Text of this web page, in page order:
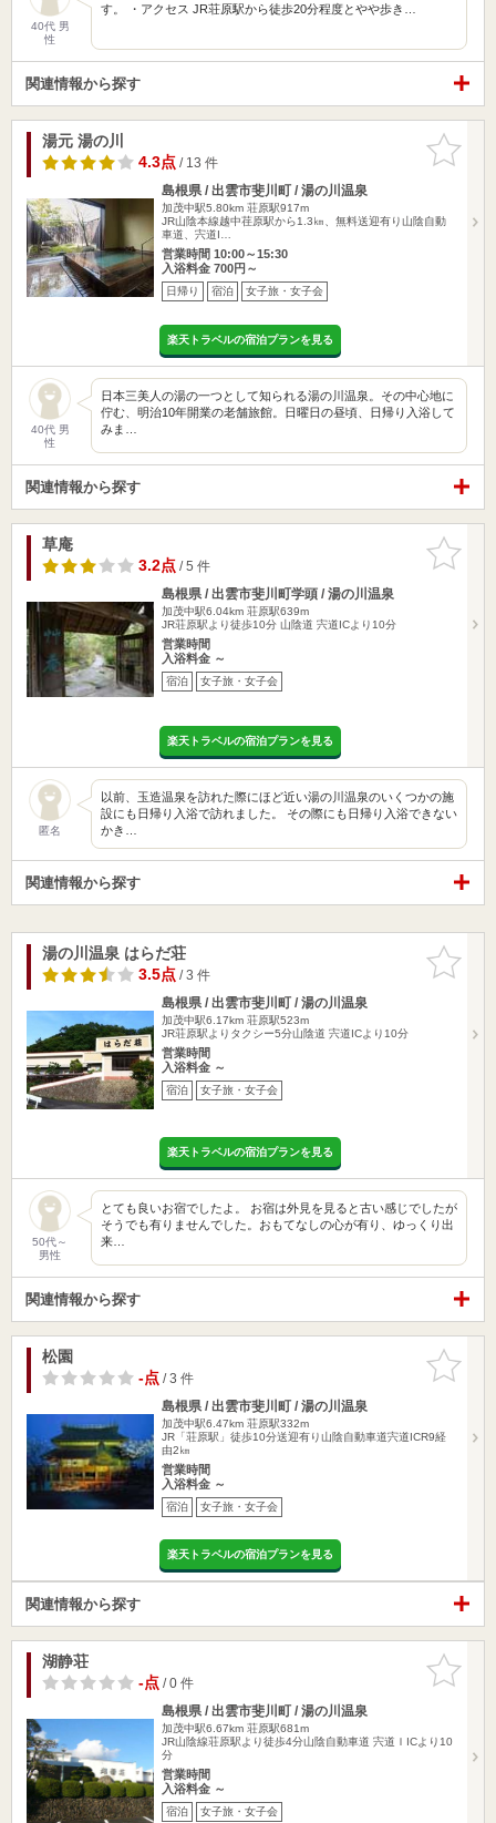
40代 男
性
す。 ・アクセス JR荘原駅から徒歩20分程度とやや歩き…
関連情報から探す
お気に入
りに追加
湯元 湯の川
4.3点/ 13 件
島根県 / 出雲市斐川町 / 湯の川温泉
加茂中駅5.80km 荘原駅917m
JR山陰本線越中荏原駅から1.3㎞、無料送迎有り山陰自動
車道、宍道I…
営業時間 10:00～15:30
入浴料金 700円～
日帰り 宿泊 女子旅・女子会
楽天トラベルの宿泊プランを見る
40代 男
性
日本三美人の湯の一つとして知られる湯の川温泉。その中心地に
佇む、明治10年開業の老舗旅館。日曜日の昼頃、日帰り入浴して
みま…
関連情報から探す
お気に入
りに追加
草庵
3.2点/ 5 件
島根県 / 出雲市斐川町学頭 / 湯の川温泉
加茂中駅6.04km 荘原駅639m
JR荘原駅より徒歩10分 山陰道 宍道ICより10分
営業時間
入浴料金 ～
宿泊 女子旅・女子会
楽天トラベルの宿泊プランを見る
匿名
以前、玉造温泉を訪れた際にほど近い湯の川温泉のいくつかの施
設にも日帰り入浴で訪れました。 その際にも日帰り入浴できない
かき…
関連情報から探す
お気に入
りに追加
湯の川温泉 はらだ荘
3.5点/ 3 件
島根県 / 出雲市斐川町 / 湯の川温泉
加茂中駅6.17km 荘原駅523m
JR荘原駅よりタクシー5分山陰道 宍道ICより10分
営業時間
入浴料金 ～
宿泊 女子旅・女子会
楽天トラベルの宿泊プランを見る
50代～
男性
とても良いお宿でしたよ。 お宿は外見を見ると古い感じでしたが
そうでも有りませんでした。おもてなしの心が有り、ゆっくり出
来…
関連情報から探す
お気に入
りに追加
松園
-点/ 3 件
島根県 / 出雲市斐川町 / 湯の川温泉
加茂中駅6.47km 荘原駅332m
JR「荘原駅」徒歩10分送迎有り山陰自動車道宍道ICR9経
由2㎞
営業時間
入浴料金 ～
宿泊 女子旅・女子会
楽天トラベルの宿泊プランを見る
関連情報から探す
お気に入
りに追加
湖静荘
-点/ 0 件
島根県 / 出雲市斐川町 / 湯の川温泉
加茂中駅6.67km 荘原駅681m
JR山陰線荘原駅より徒歩4分山陰自動車道 宍道ＩICより10
分
営業時間
入浴料金 ～
宿泊 女子旅・女子会